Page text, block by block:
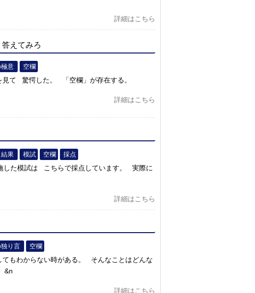
詳細はこちら
えてみろ
意 空欄
見て 驚愕した。 「空欄」が存在する。
詳細はこちら
果 模試 空欄 採点
した模試は こちらで採点しています。 実際に
詳細はこちら
り言 空欄
てもわからない時がある。 そんなことはどんな
&n
詳細はこちら